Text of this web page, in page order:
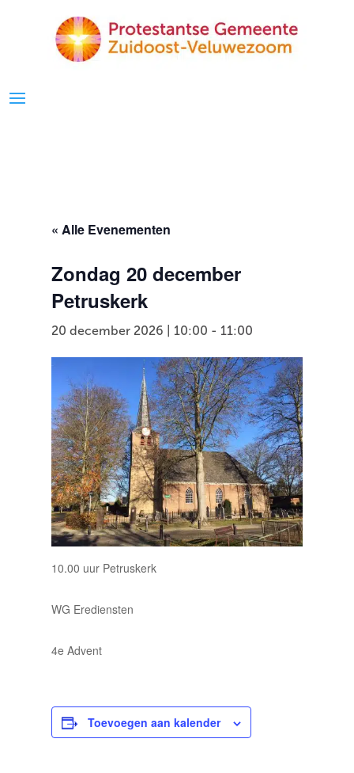
« Alle Evenementen
Zondag 20 december
Petruskerk
20 december 2026 | 10:00 - 11:00
10.00 uur Petruskerk
WG Erediensten
4e Advent
Toevoegen aan kalender